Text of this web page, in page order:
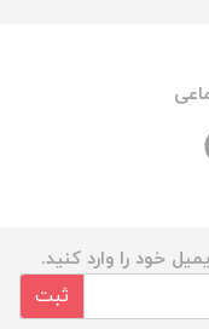
خود را وارد کنید.
ثبت